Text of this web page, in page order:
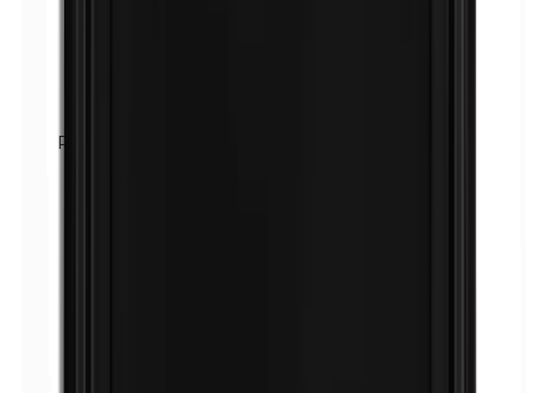
Paraphenylendiamin (PPD)